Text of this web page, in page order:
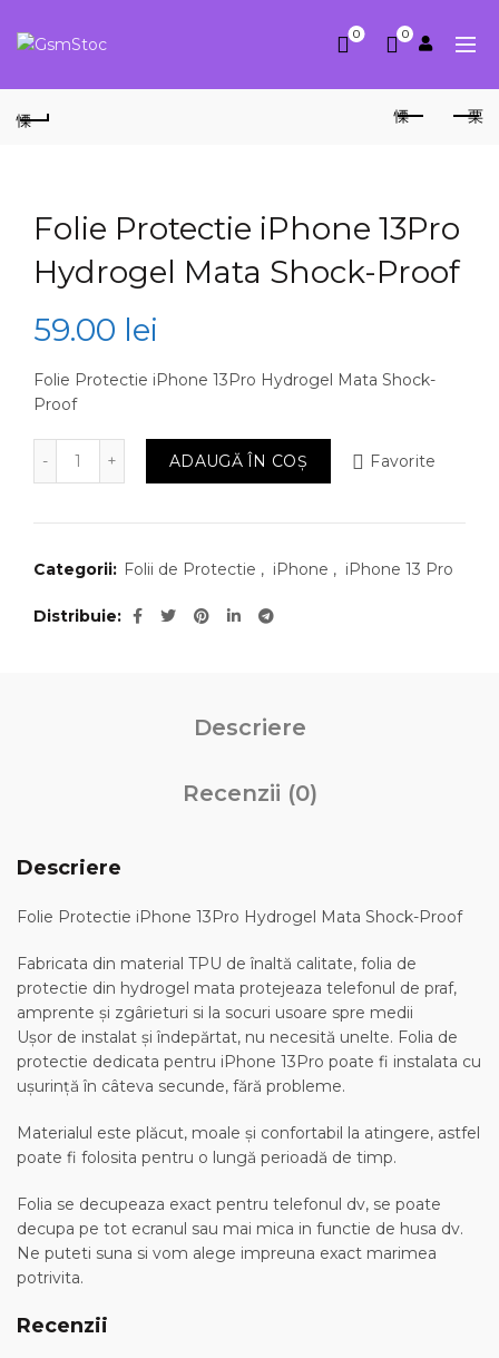
0 0
Folie Protectie iPhone 13Pro
Hydrogel Mata Shock-Proof
59.00 lei
Folie Protectie iPhone 13Pro Hydrogel Mata Shock-
Proof
Cantitate Folie Protectie iPhone 13Pro Hydrogel
ADAUGĂ ÎN COȘ Favorite
Categorii: Folii de Protectie , iPhone , iPhone 13 Pro
Distribuie
Descriere
Recenzii (0)
Descriere
Folie Protectie iPhone 13Pro Hydrogel Mata Shock-Proof
Fabricata din material TPU de înaltă calitate, folia de
protectie din hydrogel mata protejeaza telefonul de praf,
amprente și zgârieturi si la socuri usoare spre medii
Ușor de instalat și îndepărtat, nu necesită unelte. Folia de
protectie dedicata pentru iPhone 13Pro poate fi instalata cu
ușurință în câteva secunde, fără probleme.
Materialul este plăcut, moale și confortabil la atingere, astfel
poate fi folosita pentru o lungă perioadă de timp.
Folia se decupeaza exact pentru telefonul dv, se poate
decupa pe tot ecranul sau mai mica in functie de husa dv.
Ne puteti suna si vom alege impreuna exact marimea
potrivita.
Recenzii